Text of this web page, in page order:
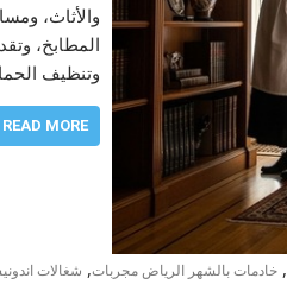
والأثاث،
المطابخ،
وتنظيف
READ MORE
, خادمات بالشهر الرياض مجربات, شغالات